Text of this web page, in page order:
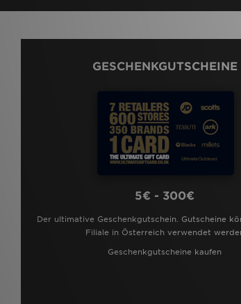
GESCHENKGUTSCHEINE
5€ - 300€
Der ultimative Geschenkgutschein. Gutscheine
Filiale in Österreich verwendet
Geschenkgutscheine kaufen